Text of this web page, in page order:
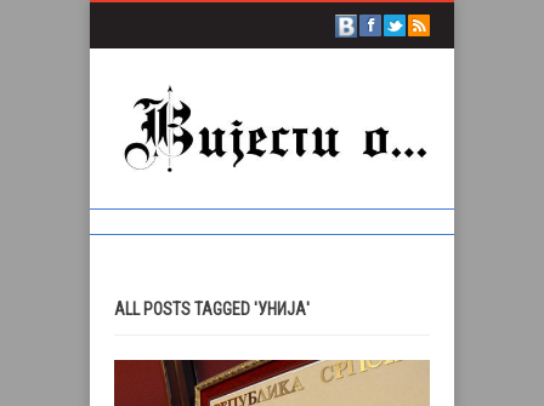
ALL POSTS TAGGED 'УНИЈА'